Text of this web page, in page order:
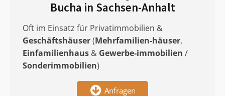
Bucha in Sachsen-Anhalt
Oft im Einsatz für Privatimmobilien &
Geschäftshäuser(Mehrfamilien-häuser,
Einfamilienhaus & Gewerbe-immobilien /
Sonderimmobilien)
Anfragen